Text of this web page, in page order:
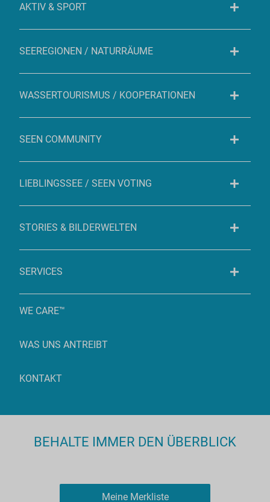
AKTIV & SPORT
SEEREGIONEN / NATURRÄUME
WASSERTOURISMUS / KOOPERATIONEN
SEEN COMMUNITY
LIEBLINGSSEE / SEEN VOTING
STORIES & BILDERWELTEN
SERVICES
WE CARE™
WAS UNS ANTREIBT
KONTAKT
BEHALTE IMMER DEN ÜBERBLICK
Meine Merkliste